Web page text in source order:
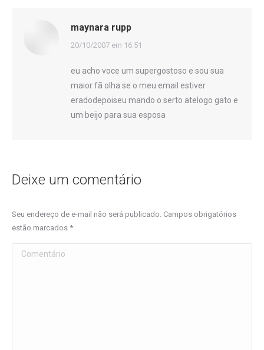
maynara rupp
disse:
20/10/2007 em 16:51
eu acho voce um supergostoso e sou sua
maior fã olha se o meu email estiver
eradodepoiseu mando o serto atelogo gato e
um beijo para sua esposa
Deixe um comentário
Seu endereço de e-mail não será publicado. Campos obrigatórios
estão marcados *
Comentário